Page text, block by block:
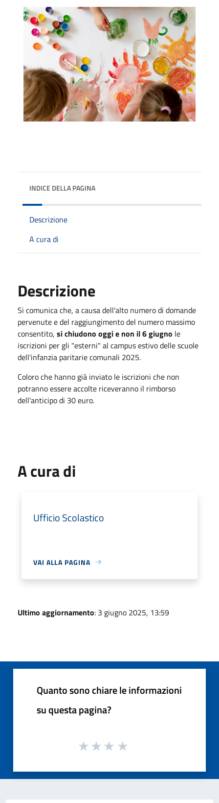
INDICE DELLA PAGINA
Descrizione
A cura di
Descrizione
Si comunica che, a causa dell'alto numero di domande
pervenute e del raggiungimento del numero massimo
consentito, si chiudono oggi e non il 6 giugno le
iscrizioni per gli "esterni" al campus estivo delle scuole
dell'infanzia paritarie comunali 2025.
Coloro che hanno già inviato le iscrizioni che non
potranno essere accolte riceveranno il rimborso
dell'anticipo di 30 euro.
A cura di
Ufficio Scolastico
VAI ALLA PAGINA
Ultimo aggiornamento: 3 giugno 2025, 13:59
Quanto sono chiare le informazioni
su questa pagina?